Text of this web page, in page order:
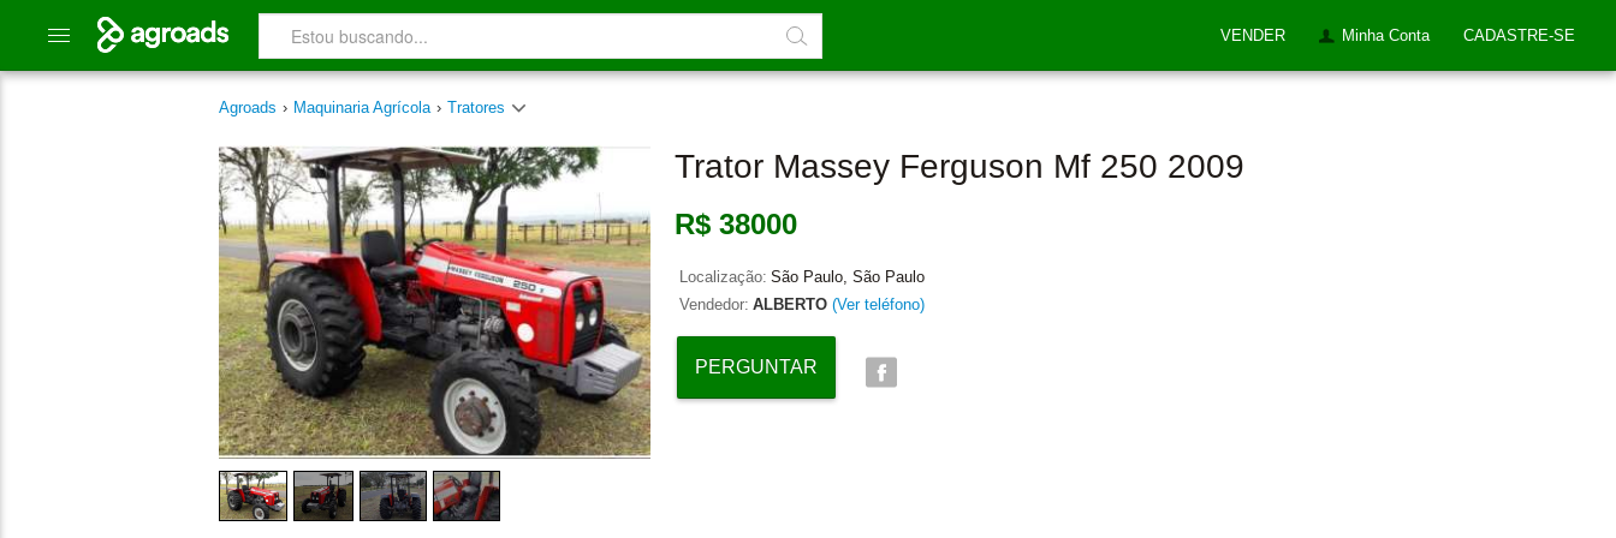
VENDER Minha Conta CADASTRE-SE
Agroads › Maquinaria Agrícola › Tratores
Trator Massey Ferguson Mf 250 2009
R$ 38000
Localização: São Paulo, São Paulo
Vendedor: ALBERTO (Ver teléfono)
PERGUNTAR